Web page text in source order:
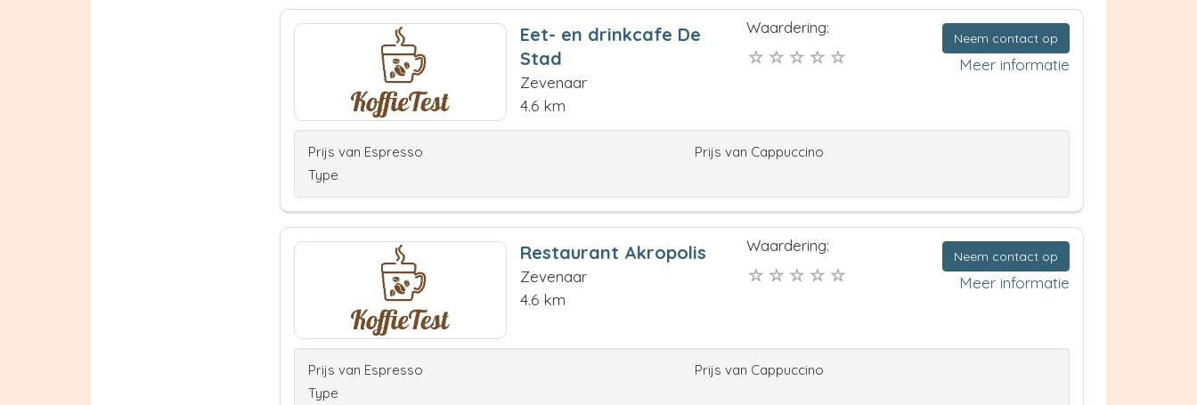
Eet- en drinkcafe De
Stad
Zevenaar
4.6 km
Waardering:
Neem contact op
Meer informatie
Prijs van Espresso
Prijs van Cappuccino
Type
Restaurant Akropolis
Zevenaar
4.6 km
Waardering:
Neem contact op
Meer informatie
Prijs van Espresso
Prijs van Cappuccino
Type